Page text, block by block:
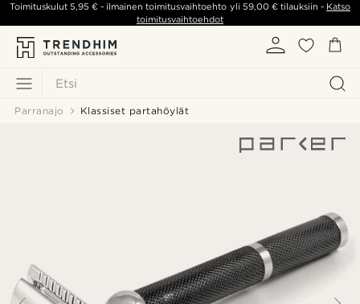
Etsi
Toimituskulut5,95 € - ilmainen toimitusvaihtoehto yli 59,00 €tilauksiin - Katso
toimitusvaihtoehdot
Parranajo Klassiset partahöylät